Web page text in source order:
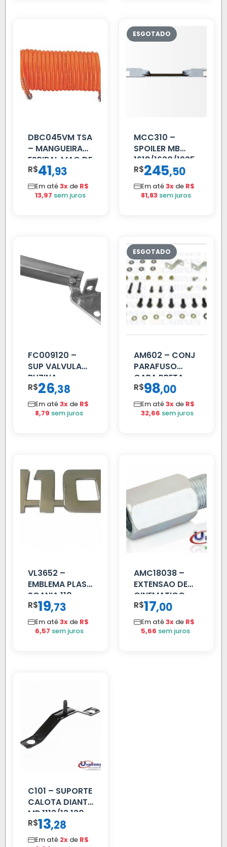
DBC045VM TSA
– MANGUEIRA
ESPIRAL MAO DE
AMIGO UNIV 16
MM 4.5MTS
VERMELHA
R$41,93
Em até3x de R$
13,97 sem juros
MCC310 –
SPOILER MB
1618/1630/1935
02 FAR
R$245,50
Em até3x de R$
81,83 sem juros
FC009120 –
SUP VALVULA
BUZINA
C/ALAVANCA
R$26,38
Em até3x de R$
8,79 sem juros
AM602 – CONJ
PARAFUSO
CARA PRETA
PARCIAL
R$98,00
Em até3x de R$
32,66 sem juros
VL3652 –
EMBLEMA PLAST
SCANIA 110
CROMADO
R$19,73
Em até3x de R$
6,57 sem juros
AMC18038 –
EXTENSAO DE
CINEMATICO
40MM
R$17,00
Em até3x de R$
5,66 sem juros
C101 – SUPORTE
CALOTA DIANT
MB 1113/13.130
R$13,28
Em até 2x de R$